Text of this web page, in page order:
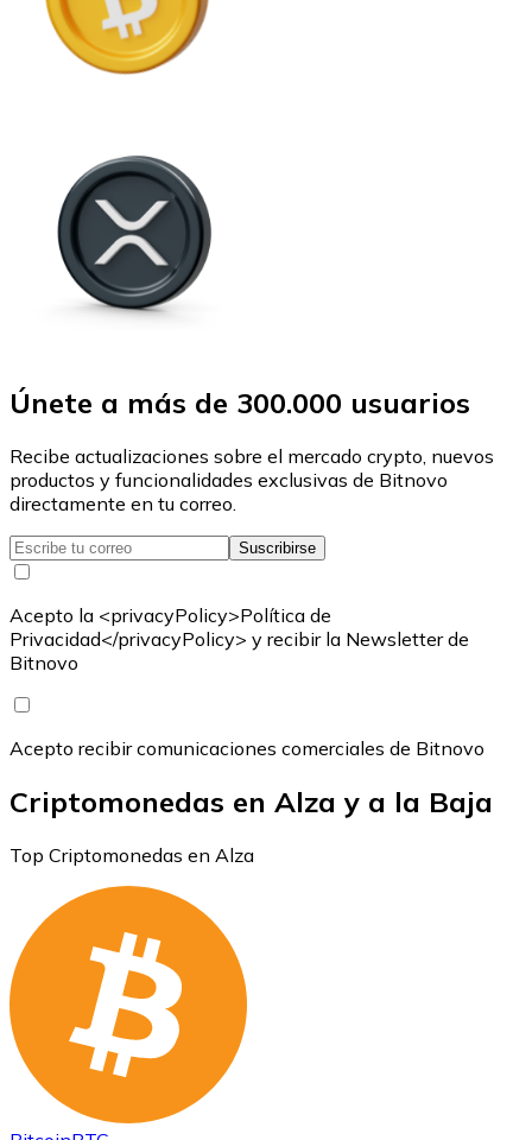
Únete a más de 300.000 usuarios
Recibe actualizaciones sobre el mercado crypto, nuevos
productos y funcionalidades exclusivas de Bitnovo
directamente en tu correo.
Suscribirse
Acepto la <privacyPolicy>Política de
Privacidad</privacyPolicy> y recibir la Newsletter de
Bitnovo
Acepto recibir comunicaciones comerciales de Bitnovo
Criptomonedas en Alza y a la Baja
Top Criptomonedas en Alza